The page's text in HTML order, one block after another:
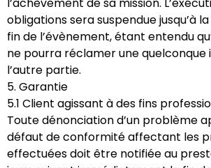
obligations sera suspendue jusqu’à
fin de l’évènement, étant entendu
ne pourra réclamer une quelconque
l’autre partie.
5. Garantie
5.1 Client agissant à des fins
Toute dénonciation d’un problème
défaut de conformité affectant les
effectuées doit être notifiée au